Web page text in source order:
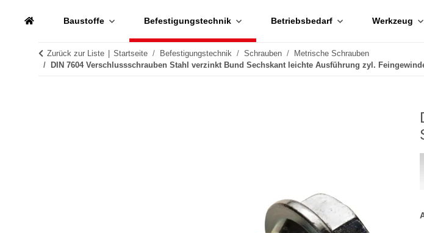
Baustoffe Befestigungstechnik Betriebsbedarf Werkzeug
Zurück zur Liste Startseite Befestigungstechnik Schrauben
Metrische Schrauben
DIN 7604 Verschlussschrauben Stahl verzinkt Bund Sechskant leichte Ausführung zyl.